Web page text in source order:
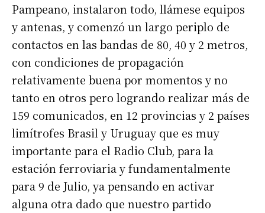
Pampeano, instalaron todo, llámese equipos
y antenas, y comenzó un largo periplo de
contactos en las bandas de 80, 40 y 2 metros,
con condiciones de propagación
relativamente buena por momentos y no
tanto en otros pero logrando realizar más de
159 comunicados, en 12 provincias y 2 países
limítrofes Brasil y Uruguay que es muy
importante para el Radio Club, para la
estación ferroviaria y fundamentalmente
para 9 de Julio, ya pensando en activar
alguna otra dado que nuestro partido